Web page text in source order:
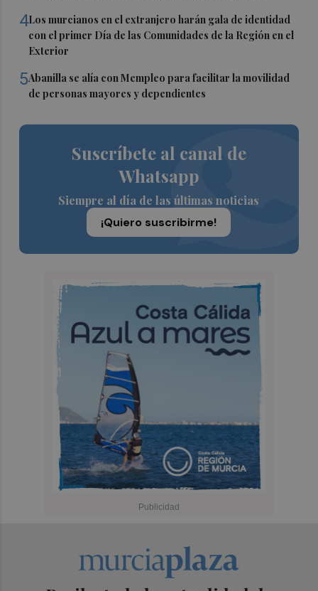
4Los murcianos en el extranjero harán gala de identidad
con el primer Día de las Comunidades de la Región en el
Exterior
5Abanilla se alía con Mempleo para facilitar la movilidad
de personas mayores y dependientes
Suscríbete al canal de
Whatsapp
Siempre al día de las últimas noticias
¡Quiero suscribirme!